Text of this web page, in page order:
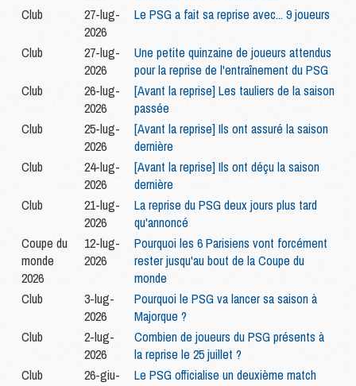
Club
27-lug-
2026
Le PSG a fait sa reprise avec... 9 joueurs
Club
27-lug-
2026
Une petite quinzaine de joueurs attendus
pour la reprise de l'entraînement du PSG
Club
26-lug-
2026
[Avant la reprise] Les tauliers de la saison
passée
Club
25-lug-
2026
[Avant la reprise] Ils ont assuré la saison
dernière
Club
24-lug-
2026
[Avant la reprise] Ils ont déçu la saison
dernière
Club
21-lug-
2026
La reprise du PSG deux jours plus tard
qu'annoncé
Coupe du
monde
2026
12-lug-
2026
Pourquoi les 6 Parisiens vont forcément
rester jusqu'au bout de la Coupe du
monde
Club
3-lug-
2026
Pourquoi le PSG va lancer sa saison à
Majorque ?
Club
2-lug-
2026
Combien de joueurs du PSG présents à
la reprise le 25 juillet ?
Club
26-giu-
Le PSG officialise un deuxième match